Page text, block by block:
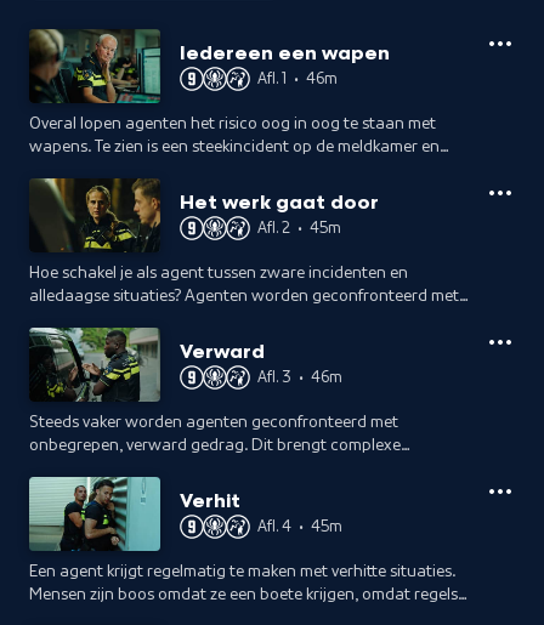
Iedereen een wapen
Afl. 1 • 46m
Overal lopen agenten het risico oog in oog te staan met
wapens. Te zien is een steekincident op de meldkamer en
Het werk gaat door
Afl. 2 • 45m
Hoe schakel je als agent tussen zware incidenten en
alledaagse situaties? Agenten worden geconfronteerd met
gewoon doorgaat.
Verward
Afl. 3 • 46m
Steeds vaker worden agenten geconfronteerd met
onbegrepen, verward gedrag. Dit brengt complexe
geweld te gebruiken?Verhit
Afl. 4 • 45m
Een agent krijgt regelmatig te maken met verhitte situaties.
Mensen zijn boos omdat ze een boete krijgen, omdat regels